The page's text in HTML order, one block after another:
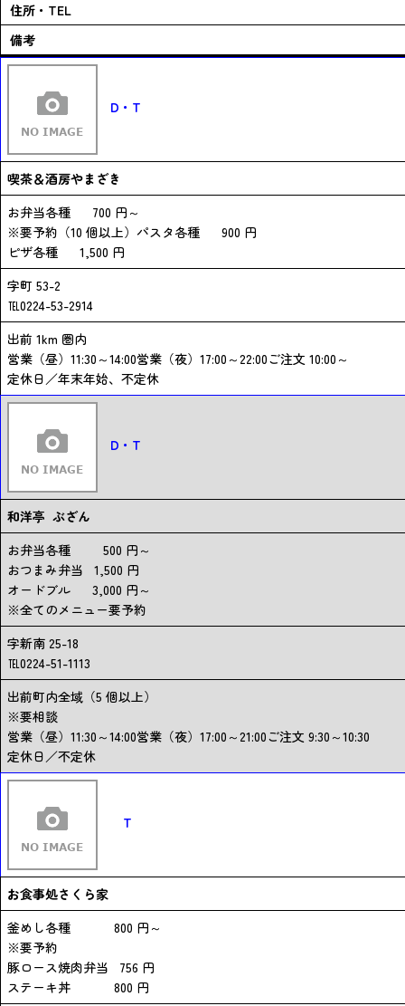
住所・TEL
備考
D・T
喫茶＆酒房やまざき
お弁当各種 700 円～
※要予約（10 個以上）パスタ各種 900 円
ピザ各種 1,500 円
字町 53-2
℡0224-53-2914
出前 1km 圏内
営業（昼）11:30～14:00営業（夜）17:00～22:00ご注文 10:00～
定休日／年末年始、不定休
D・T
和洋亭 ぶざん
お弁当各種 500 円～
おつまみ弁当 1,500 円
オードブル 3,000 円～
※全てのメニュー要予約
字新南 25-18
℡0224-51-1113
出前町内全域（5 個以上）
※要相談
営業（昼）11:30～14:00営業（夜）17:00～21:00ご注文 9:30～10:30
定休日／不定休
T
お食事処さくら家
釜めし各種 800 円～
※要予約
豚ロース焼肉弁当 756 円
ステーキ丼 800 円